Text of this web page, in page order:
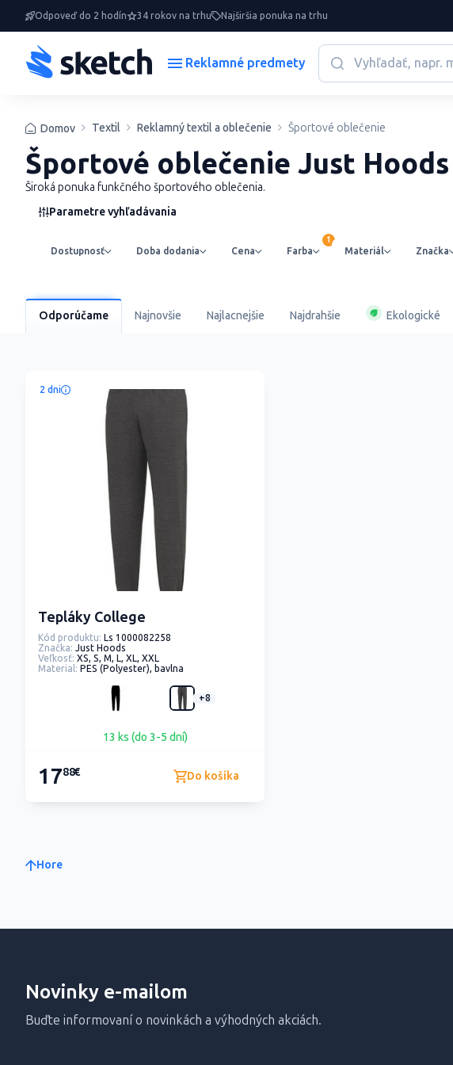
Odpoveď do 2 hodín 34 rokov na trhu Najširšia ponuka na trhu
Reklamné predmety
Domov Textil Reklamný textil a oblečenie Športové oblečenie
Športové oblečenie Just
Široká ponuka funkčného športového oblečenia.
Parametre vyhľadávania
Dostupnosť Doba dodania Cena Farba Materiál Značka
Odporúčame Najnovšie Najlacnejšie Najdrahšie Ekologické
2 dni
Tepláky College
Kód produktu: Ls 1000082258
Značka: Just Hoods
Veľkosť: XS, S, M, L, XL, XXL
Material: PES (Polyester), bavlna
+8
13 ks (do 3-5 dní)
1788€ Do košíka
Hore
Novinky e-mailom
Buďte informovaní o novinkách a výhodných akciách.